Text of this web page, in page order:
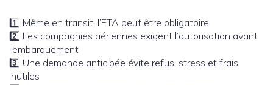
1️⃣ Même en transit, l’ETA peut être obligatoire
2️⃣ Les compagnies aériennes exigent l’autorisation avant
l’embarquement
3️⃣ Une demande anticipée évite refus, stress et frais
inutiles